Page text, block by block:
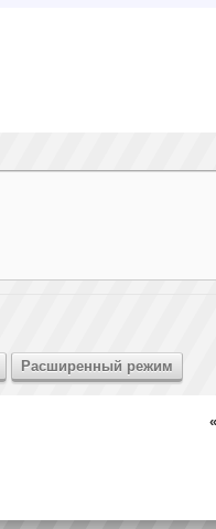
«